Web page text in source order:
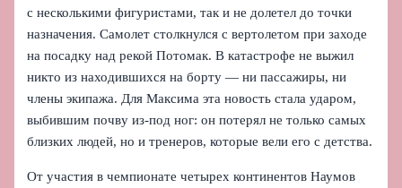
с несколькими фигуристами, так и не долетел до точки
назначения. Самолет столкнулся с вертолетом при заходе
на посадку над рекой Потомак. В катастрофе не выжил
никто из находившихся на борту — ни пассажиры, ни
члены экипажа. Для Максима эта новость стала ударом,
выбившим почву из-под ног: он потерял не только самых
близких людей, но и тренеров, которые вели его с детства.
От участия в чемпионате четырех континентов Наумов